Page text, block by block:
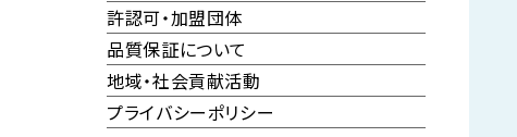
許認可・加盟団体
品質保証について
地域・社会貢献活動
プライバシーポリシー